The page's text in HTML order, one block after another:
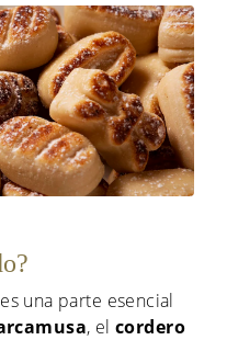
es una parte esencial
, elcordero